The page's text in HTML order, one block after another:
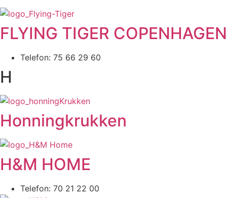
FLYING TIGER COPENHAGEN
Telefon: 75 66 29 60
H
Honningkrukken
H&M HOME
Telefon: 70 21 22 00